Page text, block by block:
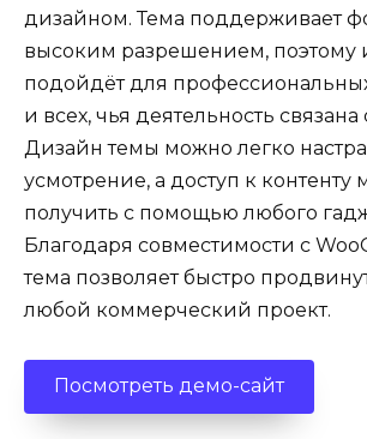
дизайном. Тема поддерживает
высоким разрешением, поэтому
подойдёт для
и всех, чья деятельность связана
Дизайн темы можно легко
усмотрение, а доступ к контенту
получить с помощью любого
Благодаря совместимости с
тема позволяет быстро
любой коммерческий проект.
Посмотреть демо-сайт